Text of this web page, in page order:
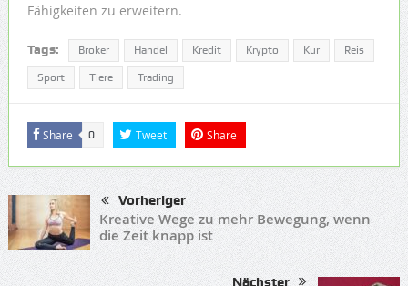
Fähigkeiten zu erweitern.
Tags: Broker Handel Kredit Krypto Kur Reis
Sport Tiere Trading
Share 0 Tweet Share
Vorheriger
Kreative Wege zu mehr Bewegung, wenn
die Zeit knapp ist
Nächster